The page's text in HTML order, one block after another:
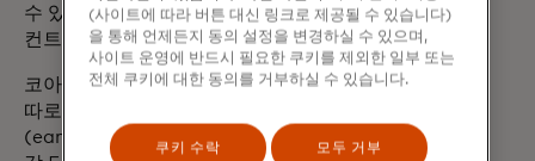
수 있으며, 조건이 충족되면 스마트
컨트랙트가 자동으로 결제를 해제합니다.
코아쥬트는 또한 특정 목적을 위해 자금을
따로 떼어놓는 과정인 자동화된 할당
(earmark)을 블록체인 시스템으로 구현하고
(사이트에 따라 버튼 대신 링크로 제공될 수 있습니다)
을 통해 언제든지 동의 설정을 변경하실 수 있으며,
사이트 운영에 반드시 필요한 쿠키를 제외한 일부 또는
전체 쿠키에 대한 동의를 거부하실 수 있습니다.
쿠키 수락 모두 거부